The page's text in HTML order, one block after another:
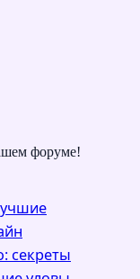
форуме!
секреты